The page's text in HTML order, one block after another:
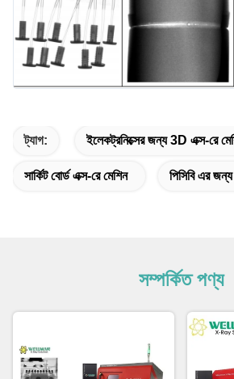
ট্যাগ: ইলেকট্রনিক্সের জন্য 3D এক্স-রে
সার্কিট বোর্ড এক্স-রে মেশিন পিসিবি এর
সম্পর্কিত পণ্য